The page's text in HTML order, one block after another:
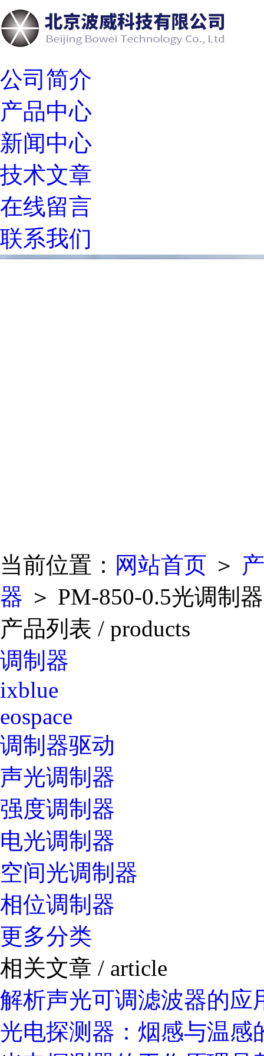
公司简介
产品中心
新闻中心
技术文章
在线留言
联系我们
当前位置： 网站首页 ＞
器 ＞ PM-850-0.5光调制器
产品列表 / products
调制器
ixblue
eospace
调制器驱动
声光调制器
强度调制器
电光调制器
空间光调制器
相位调制器
更多分类
相关文章 / article
解析声光可调滤波器的应
光电探测器：烟感与温感